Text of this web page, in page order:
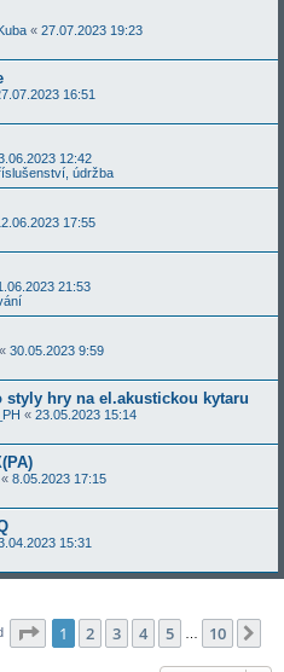
« 27.07.2023 19:23
16:51
12:42
údržba
17:55
21:53
« 30.05.2023 9:59
styly hry na el.akustickou kytaru
« 23.05.2023 15:14
« 8.05.2023 17:15
15:31
Stránka z 10
1 2 3 4 5 10